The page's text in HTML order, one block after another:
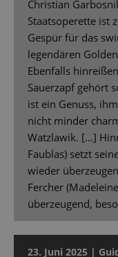
Christian
Staatsoperette ist
Gespür für das
legendären
Ebenfalls
Sauerzapf gehört
ist ein Genuss,
nicht minder
Watzlawik. […]
Faublas) setzt
wieder
Fercher
überzeugend,
23. Juni 2025 |